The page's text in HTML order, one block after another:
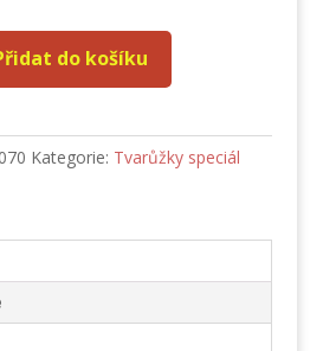
do košíku
Kategorie: Tvarůžky speciál